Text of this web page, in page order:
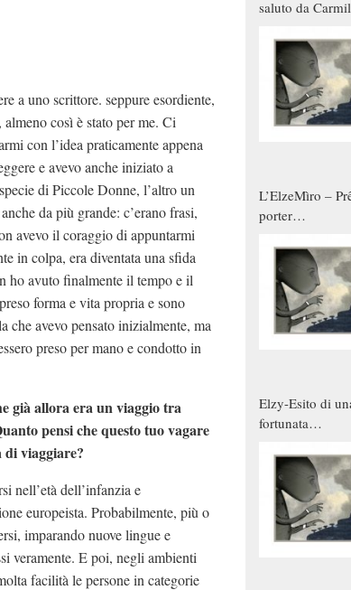
a uno scrittore. seppure esordiente,
così è stato per me. Ci
con l’idea praticamente appena
e avevo anche iniziato a
di Piccole Donne, l’altro un
da più grande: c’erano frasi,
avevo il coraggio di appuntarmi
in colpa, era diventata una sfida
ho avuto finalmente il tempo e il
forma e vita propria e sono
che avevo pensato inizialmente, ma
preso per mano e condotto in
già allora era un viaggio tra
pensi che questo tuo vagare
viaggiare?
nell’età dell’infanzia e
europeista. Probabilmente, più o
imparando nuove lingue e
veramente. E poi, negli ambienti
facilità le persone in categorie
saluto da
qualche modo
donne
L’ElzeMìro –
porter
Elzy-Esito di
fortunata